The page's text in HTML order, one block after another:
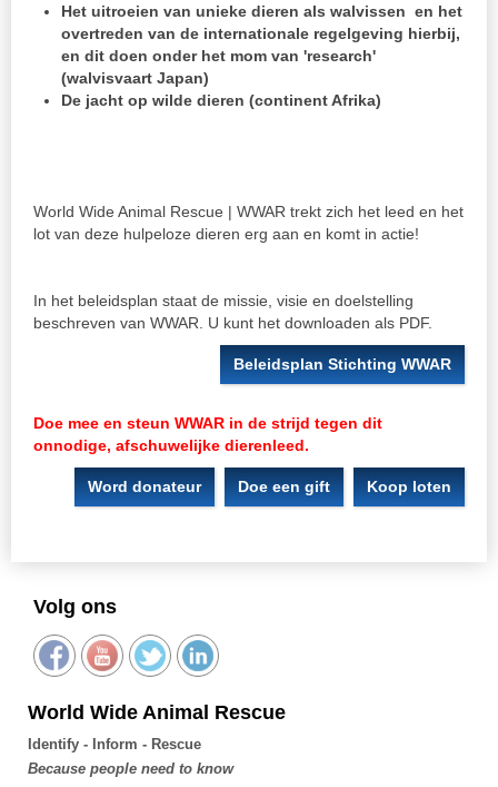
Het uitroeien van unieke dieren als walvissen en het
overtreden van de internationale regelgeving hierbij,
en dit doen onder het mom van 'research'
(walvisvaart Japan)
De jacht op wilde dieren (continent Afrika)
World Wide Animal Rescue | WWAR trekt zich het leed en het
lot van deze hulpeloze dieren erg aan en komt in actie!
In het beleidsplan staat de missie, visie en doelstelling
beschreven van WWAR. U kunt het downloaden als PDF.
Beleidsplan Stichting WWAR
Doe mee en steun WWAR in de strijd tegen dit
onnodige, afschuwelijke dierenleed.
Koop loten
Doe een gift
Word donateur
Volg ons
World Wide Animal Rescue
Identify - Inform - Rescue
Because people need to know